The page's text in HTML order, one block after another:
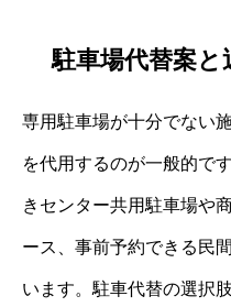
駐車場代替案と
専用駐車場が十分でない
を代用するのが一般的で
きセンター共用駐車場や
ース、事前予約できる民
います。駐車代替の選択